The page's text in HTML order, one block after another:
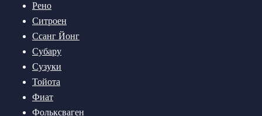
Рено
Ситроен
Ссанг Йонг
Субару
Сузуки
Тойота
Фиат
Фольксваген